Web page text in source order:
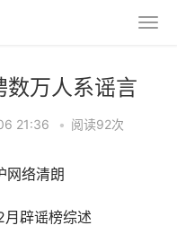
数万人系谣言
21:36 • 阅读92次
网络清朗
辟谣榜综述